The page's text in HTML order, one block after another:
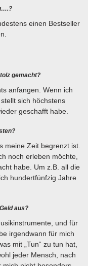
einen Bestseller
gemacht?
anfangen. Wenn ich
sich höchstens
geschafft habe.
meine Zeit begrenzt ist.
noch erleben möchte,
habe. Um z.B. all die
hundertfünfzig Jahre
aus?
und für
irgendwann für mich
mit „Tun“ zu tun hat,
jeder Mensch, nach